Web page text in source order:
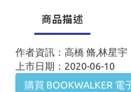
商品描述
作者資訊：高橋 脩,林星宇
上市日期：2020-06-10
購買 BOOKWALKER 電